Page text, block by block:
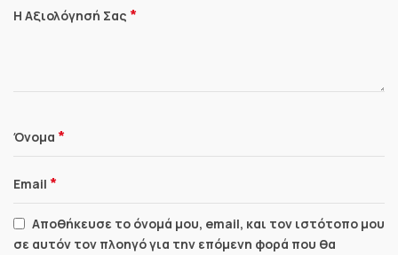
Η Αξιολόγησή Σας *
Όνομα *
Email *
Αποθήκευσε το όνομά μου, email, και τον ιστότοπο μου
σε αυτόν τον πλοηγό για την επόμενη φορά που θα